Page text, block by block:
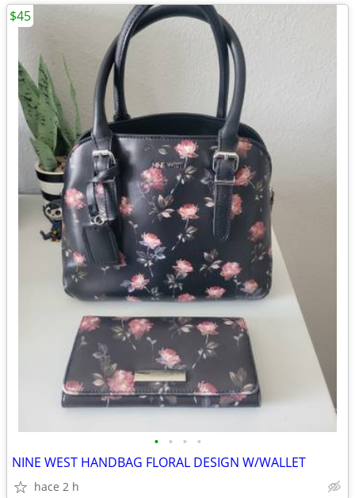
• • • •
NINE WEST HANDBAG FLORAL DESIGN W/WALLET
hace 2 h
$45